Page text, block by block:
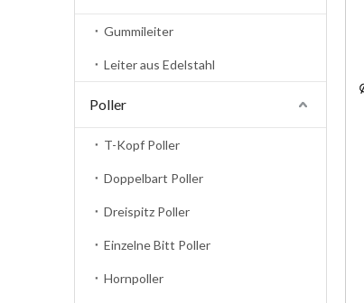
Gummileiter
Leiter aus Edelstahl
Poller
T-Kopf Poller
Doppelbart Poller
Dreispitz Poller
Einzelne Bitt Poller
Hornpoller